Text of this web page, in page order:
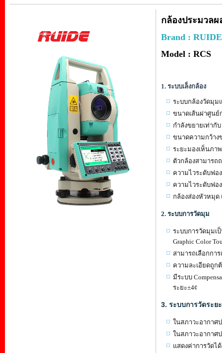
กล้องประมวลผ
Brand : RUIDE
Model : RCS
1. ระบบเล็งกล้อง
ระบบกล้องวัดมุม
ขนาดเส้นผ่าศูนย์
กำลังขยายเท่ากับ
ขนาดความกว้าง
ระยะมองเห็นภา
ตัวกล้องสามารถ
ความไวระดับฟอ
ความไวระดับฟอ
กล้องส่องหัวหมุด
2. ระบบการวัดมุม
ระบบการวัดมุมเ
Graphic Color
สามารถเลือกกา
ความละเอียดถูก
มีระบบ
ระยะ±4¢
3. ระบบการวัดระย
ในสภาวะอากาศป
ในสภาวะอากาศ
แสดงค่าการวัดไ